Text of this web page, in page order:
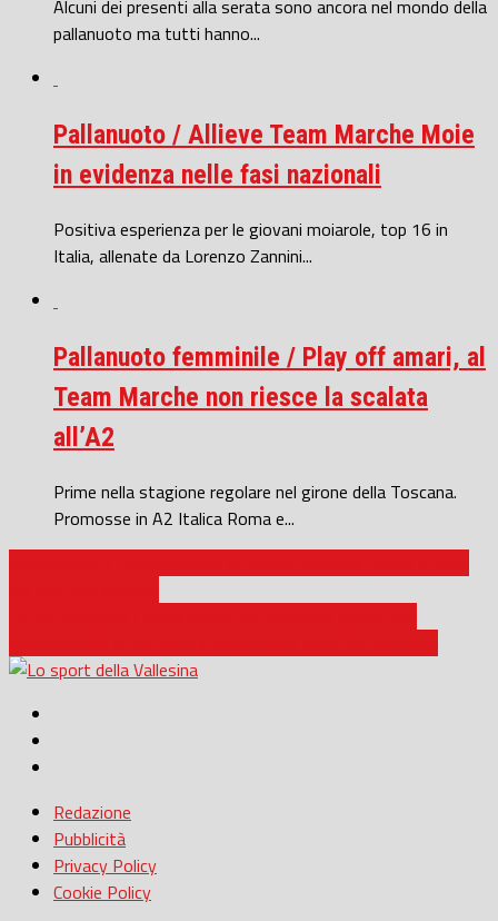
Alcuni dei presenti alla serata sono ancora nel mondo della
pallanuoto ma tutti hanno...
Pallanuoto / Allieve Team Marche Moie
in evidenza nelle fasi nazionali
Positiva esperienza per le giovani moiarole, top 16 in
Italia, allenate da Lorenzo Zannini...
Pallanuoto femminile / Play off amari, al
Team Marche non riesce la scalata
all’A2
Prime nella stagione regolare nel girone della Toscana.
Promosse in A2 Italica Roma e...
Redazione
Pubblicità
Privacy Policy
Cookie Policy